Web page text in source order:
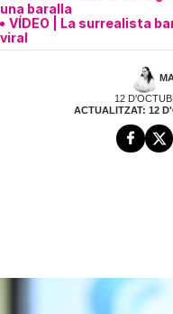
una baralla
VÍDEO | La surrealista
viral
12
ACTUALITZAT: 12